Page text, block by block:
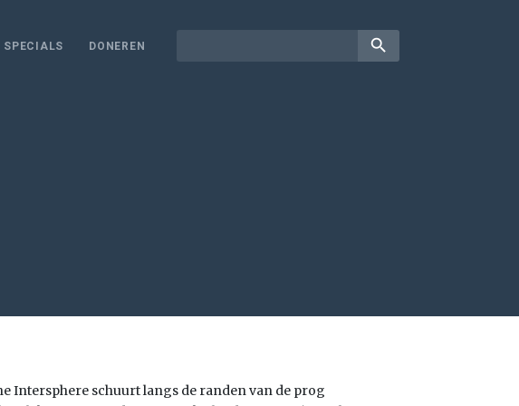
SPECIALS DONEREN search
Intersphere schuurt langs de randen van de prog